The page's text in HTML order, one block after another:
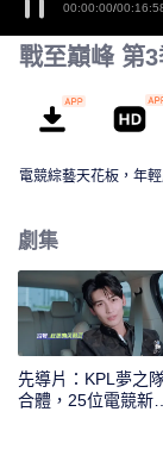
00:00:00/
戰至巔峰 第3
電競綜藝天花板，年
劇集
先導片：KPL夢之
合體，25位電競新人